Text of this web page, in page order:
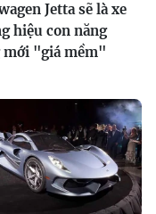
Jetta sẽ là xe
hiệu con năng
mới "giá mềm"